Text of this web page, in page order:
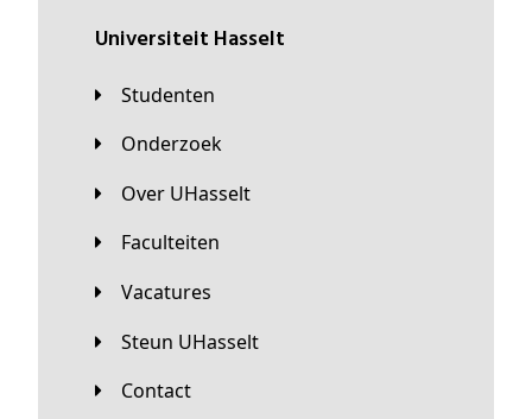
universiteit Hasselt
Studenten
Onderzoek
Over UHasselt
Faculteiten
Vacatures
Steun UHasselt
Contact